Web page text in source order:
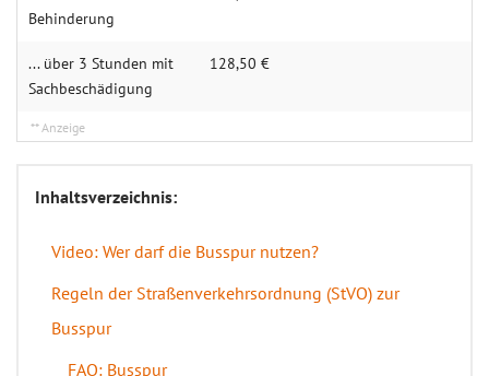
Behinderung
... über 3 Stunden mit
Sachbeschädigung
128,50 €
Inhaltsverzeichnis:
Video: Wer darf die Busspur nutzen?
Regeln der Straßenverkehrsordnung (StVO) zur
Busspur
FAQ: Busspur